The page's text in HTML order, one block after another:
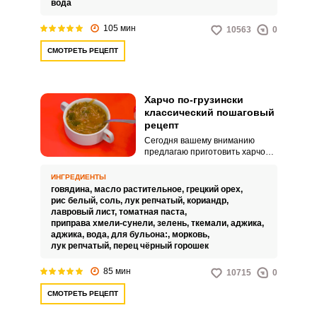
вода
105 мин 10563 0
СМОТРЕТЬ РЕЦЕПТ
Харчо по-грузински
классический пошаговый
рецепт
Сегодня вашему вниманию
предлагаю приготовить харчо
простой, просто соблюдайте все
шаги приготовления, и у вас все
получится! Даже неопытная
хозяйка справится с этим
замечательным рецептом.
ИНГРЕДИЕНТЫ
говядина, масло растительное, грецкий орех,
рис белый, соль, лук репчатый, кориандр,
лавровый лист, томатная паста,
приправа хмели-сунели, зелень, ткемали, аджика,
аджика, вода, для бульона:, морковь,
лук репчатый, перец чёрный горошек
85 мин 10715 0
СМОТРЕТЬ РЕЦЕПТ